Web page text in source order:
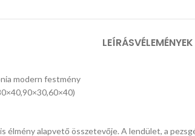
LEÍRÁS
modern festmény
élmény alapvető összetevője. A lendület, a